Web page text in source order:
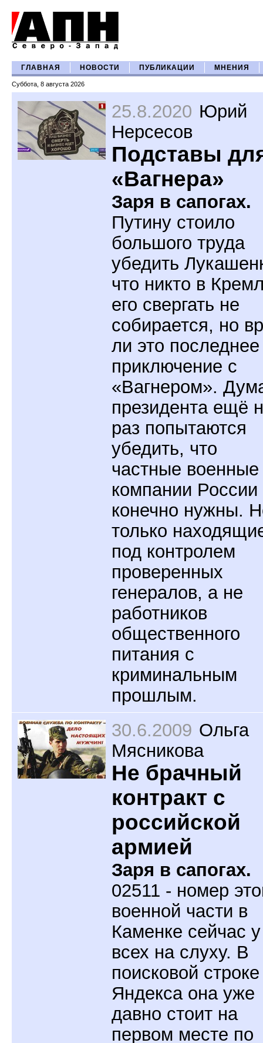
ГЛАВНАЯ НОВОСТИ ПУБЛИКАЦИИ МНЕНИЯ
Суббота, 8 августа 2026
25.8.2020 Юрий
Нерсесов
Подставы
«Вагнера»
Заря в сапогах.
Путину стоило
большого труда
убедить
что никто в
его свергать не
собирается, но
ли это последнее
приключение с
«Вагнером».
президента ещё
раз попытаются
убедить, что
частные военные
компании России
конечно нужны.
только
под контролем
проверенных
генералов, а не
работников
общественного
питания с
криминальным
прошлым.
30.6.2009 Ольга
Мясникова
Не брачный
контракт с
российской
армией
Заря в сапогах.
02511 - номер
военной части в
Каменке сейчас у
всех на слуху. В
поисковой строке
Яндекса она уже
давно стоит на
первом месте по